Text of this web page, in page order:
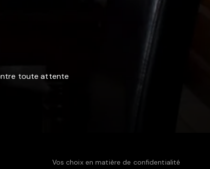
toute attente
Vos choix en matière de confidentialité